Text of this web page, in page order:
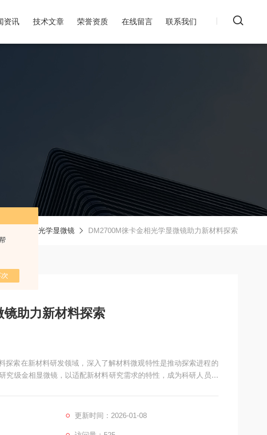
资讯 技术文章 荣誉资质 在线留言 联系我们
徕卡光学显微镜 DM2700M徕卡金相光学显微镜助力新材料探索
助力新材料探索
探索在新材料研发领域，深入了解材料微观特性是推动探索进程的
究级金相显微镜，以适配新材料研究需求的特性，成为科研人员在
更新时间：2026-01-08